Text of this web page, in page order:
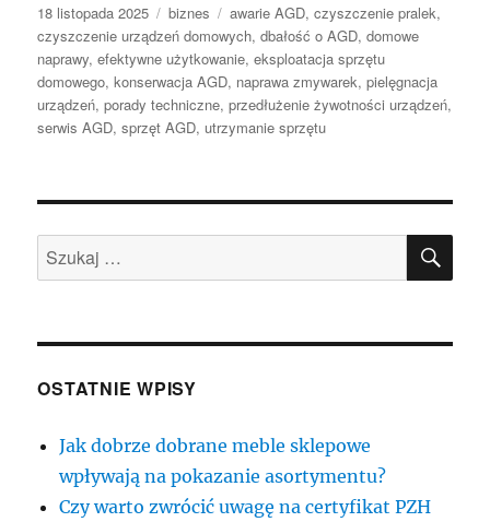
Data
publikacji
18 listopada 2025 Kategorie
biznes Tagi
awarie AGD,czyszczenie pralek,
czyszczenie urządzeń domowych,dbałość o AGD,domowe
naprawy,efektywne użytkowanie,eksploatacja sprzętu
domowego,konserwacja AGD, naprawa zmywarek,pielęgnacja
urządzeń,porady techniczne,przedłużenie żywotności urządzeń,
serwis AGD,sprzęt AGD, utrzymanie sprzętu
Szukaj:
OSTATNIE WPISY
Jak dobrze dobrane meble sklepowe
wpływają na pokazanie asortymentu?
Czy warto zwrócić uwagę na certyfikat PZH